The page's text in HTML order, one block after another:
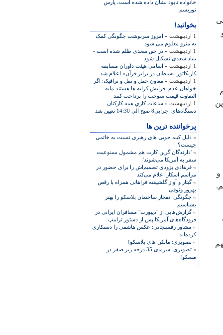
خانواده نابود نشان داده شده است، پارس
توريسم
بخوانید!
1 اردیبهشت »
امروز سرنوشت چگونگی کمک
به مترو معلوم می شود
1 اردیبهشت »
در حق سعدی ظلم شده است -
بنیاد سعدی تشکیل شود
1 اردیبهشت »
اسامی هیئت داوران مسابقه
کاریکاتور «شیطان در برابر قرآن» اعلام شد
1 اردیبهشت »
معاون حمل و نقل و ترافیک: اگر
خواهان عدم افزایش کرایه ها هستند مابه
التفاوت قیمت سوخت را پرداخت کنند
1 اردیبهشت »
ساعات كاري همه كاركنان
دستگاه‌هاي اجرايي8 صبح الي 14:30 تعيين شد
پرخواننده ترین ها
» دلیل کینه جویی های رهبری نسبت به خاتمی
چیست؟
» 'دارندگان گرین کارت هم مشمول ممنوعیت
سفر به آمریکا می‌شوند'
» فرهادی بزودی تصمیم‌اش را برای حضور در
مراسم اسکار اعلام می‌کند
»گیتار و آواز گلشیفته فراهانی همراه با رقص
بهروز وثوقی
» چگونگی انفجار ساختمان پلاسکو را بهتر
بشناسیم
»گزارش‌هایی از "دیپورت" مسافران ایرانی در
فرودگاه‌های آمریکا پس از دستور ترامپ
» مشاور رفسنجانی: عکس هاشمی را دستکاری
کرده‌اند
» تصویری: مانکن های پلاسکو!
»
تصویری: سرمای 35 درجه زیر صفر در
مسکو!
و